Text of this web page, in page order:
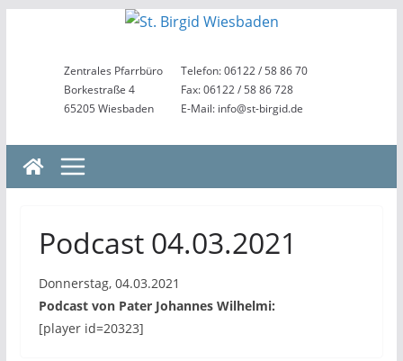
springenZentrales Pfarrbüro
Borkestraße 4
65205 Wiesbaden
Telefon: 06122 / 58 86 70
Fax: 06122 / 58 86 728
E-Mail: info@st-birgid.de
Podcast 04.03.2021
Donnerstag, 04.03.2021
Podcast von Pater Johannes Wilhelmi:
[player id=20323]